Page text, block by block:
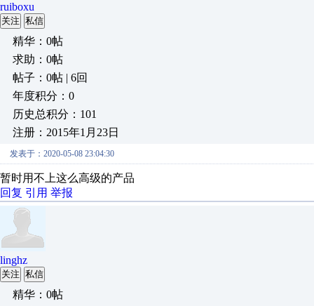
ruiboxu
关注 私信
精华：0帖
求助：0帖
帖子：0帖 | 6回
年度积分：0
历史总积分：101
注册：2015年1月23日
发表于：2020-05-08 23:04:30
暂时用不上这么高级的产品
回复 引用 举报
linghz
关注 私信
精华：0帖